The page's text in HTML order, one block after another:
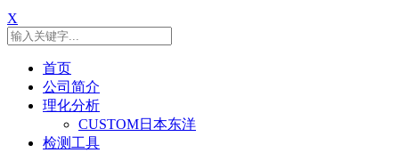
X
首页
公司简介
理化分析
CUSTOM日本东洋
检测工具